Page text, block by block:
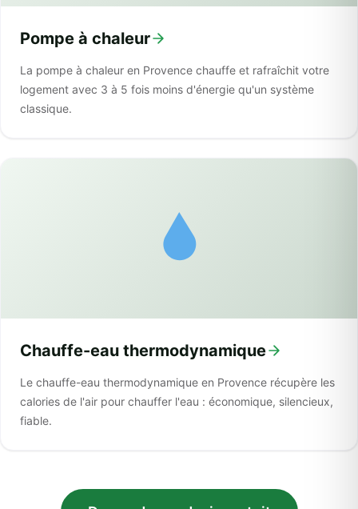
Pompe à chaleur
La pompe à chaleur en Provence chauffe et rafraîchit votre
logement avec 3 à 5 fois moins d'énergie qu'un système
classique.
Chauffe-eau thermodynamique
Le chauffe-eau thermodynamique en Provence récupère les
calories de l'air pour chauffer l'eau : économique, silencieux,
fiable.